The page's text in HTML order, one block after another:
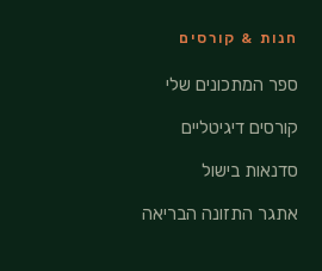
חנות & קורסים
ספר המתכונים שלי
קורסים דיגיטליים
סדנאות בישול
אתגר התזונה הבריאה